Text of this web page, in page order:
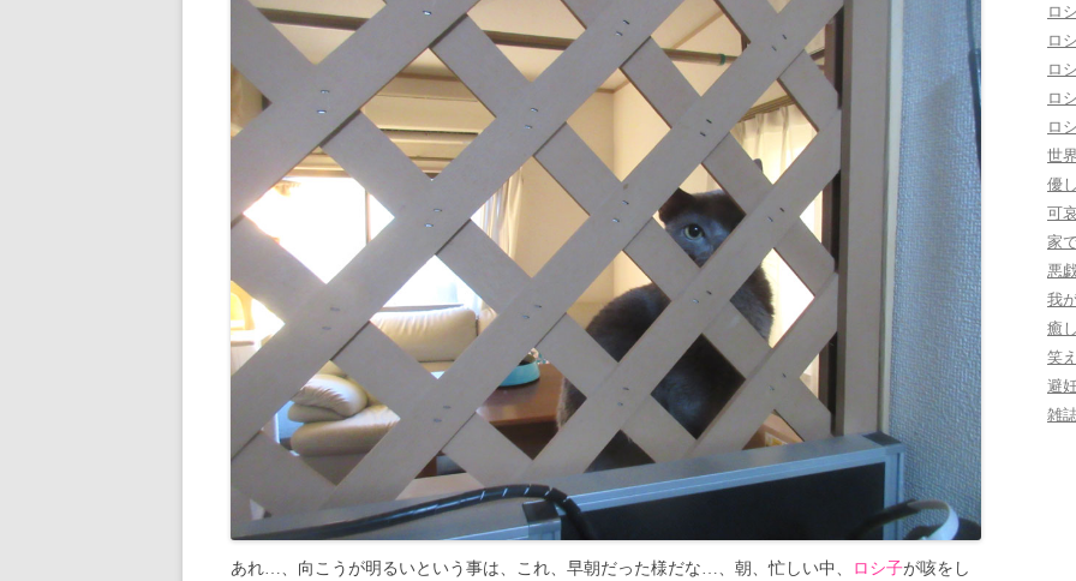
あれ…、向こうが明るいという事は、これ、早朝だった様だな…、朝、忙しい中、 ロシ子が咳をし
ロ
ロ
ロ
ロ
ロ
世
優
可
家
悪
我
癒
笑
避
雑